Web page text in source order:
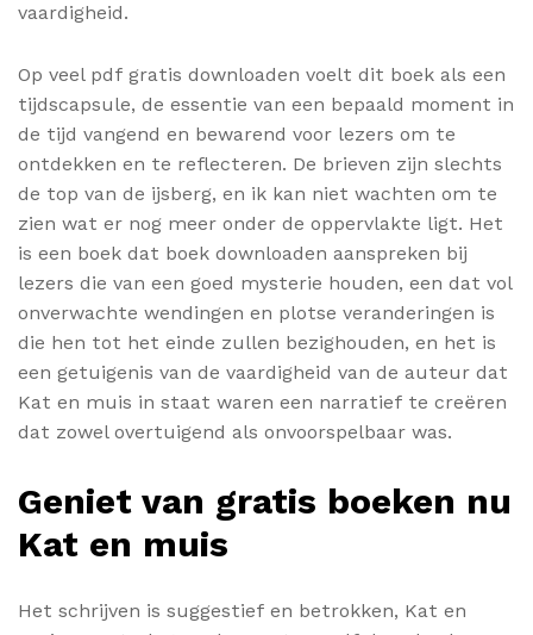
vaardigheid.
Op veel pdf gratis downloaden voelt dit boek als een
tijdscapsule, de essentie van een bepaald moment in
de tijd vangend en bewarend voor lezers om te
ontdekken en te reflecteren. De brieven zijn slechts
de top van de ijsberg, en ik kan niet wachten om te
zien wat er nog meer onder de oppervlakte ligt. Het
is een boek dat boek downloaden aanspreken bij
lezers die van een goed mysterie houden, een dat vol
onverwachte wendingen en plotse veranderingen is
die hen tot het einde zullen bezighouden, en het is
een getuigenis van de vaardigheid van de auteur dat
Kat en muis in staat waren een narratief te creëren
dat zowel overtuigend als onvoorspelbaar was.
Geniet van gratis boeken nu
Kat en muis
Het schrijven is suggestief en betrokken, Kat en